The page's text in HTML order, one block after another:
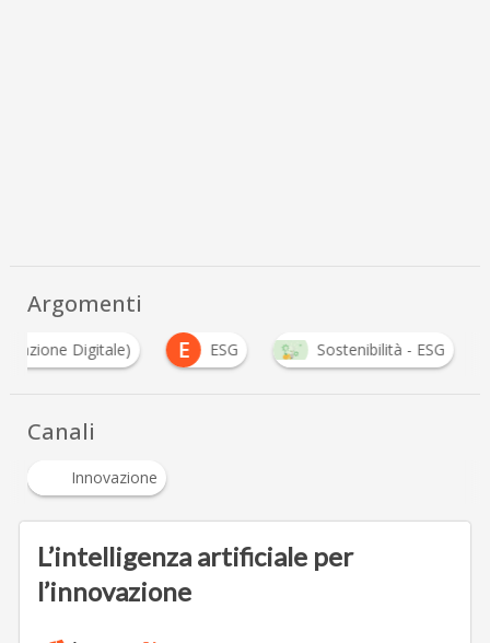
Argomenti
Digitale) E ESG Sostenibilità - ESG
Canali
Innovazione
L’intelligenza artificiale per
l’innovazione